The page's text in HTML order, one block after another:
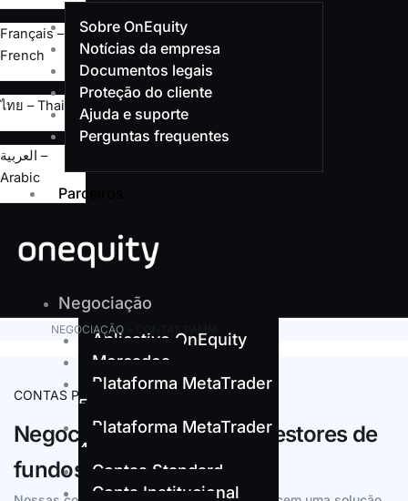
Sobre OnEquity
Notícias da empresa
Documentos legais
Proteção do cliente
Ajuda e suporte
Perguntas frequentes
Parceiros
X
Français –
French
ไทย – Thai
العربية –
Arabic
Negociação
Aplicativo OnEquity
Mercados
Plataforma MetaTrader
5
Plataforma MetaTrader
4
Contas Standard
Conta Institucional
NEGOCIAÇÃO
CONTAS PAMM
Negociação PAMM para gestores de
fundos